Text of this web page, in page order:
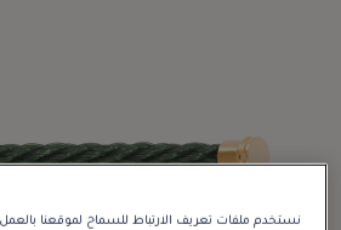
نستخدم ملفات تعريف الارتباط للسماح لموقعنا